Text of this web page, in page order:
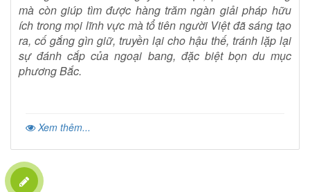
mà còn giúp tìm được hàng trăm ngàn giải pháp hữu
ích trong mọi lĩnh vực mà tổ tiên người Việt đã sáng tạo
ra, cố gắng gìn giữ, truyền lại cho hậu thế, tránh lặp lại
sự đánh cắp của ngoại bang, đặc biệt bọn du mục
phương Bắc.
Xem thêm...